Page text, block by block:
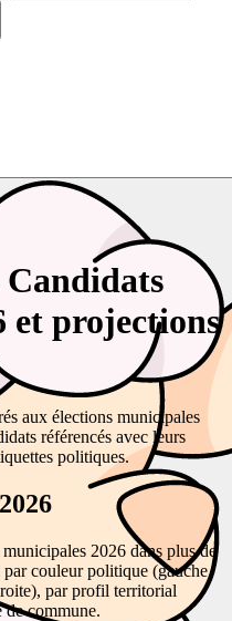
et projections
aux élections municipales
référencés avec leurs
politiques.
2026 dans plus de
couleur politique (gauche,
par profil territorial
commune.